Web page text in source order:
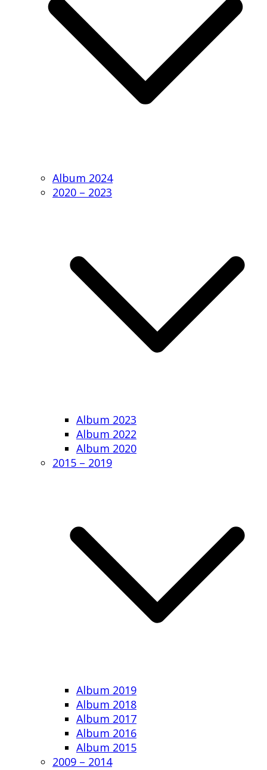
Album 2024
2020 – 2023
Album 2023
Album 2022
Album 2020
2015 – 2019
Album 2019
Album 2018
Album 2017
Album 2016
Album 2015
2009 – 2014